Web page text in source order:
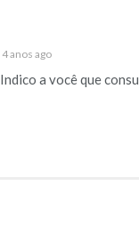
4 anos ago
a você que